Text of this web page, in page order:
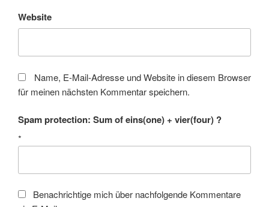
Website
Name, E-Mail-Adresse und Website in diesem Browser
für meinen nächsten Kommentar speichern.
Spam protection: Sum of eins(one) + vier(four) ?
*
Benachrichtige mich über nachfolgende Kommentare